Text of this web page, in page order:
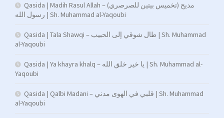
Qasida | Madih Rasul Allah – (تخميس بيتين للصرصري) مديح
رسول الله | Sh. Muhammad al-Yaqoubi
Qasida | Tala Shawqi – طال شوقي إلى الحبيب | Sh. Muhammad
al-Yaqoubi
Qasida | Ya khayra khalq – يا خير خلق الله | Sh. Muhammad al-
Yaqoubi
Qasida | Qalbi Madani – قلبي في الهوى مدني | Sh. Muhammad
al-Yaqoubi